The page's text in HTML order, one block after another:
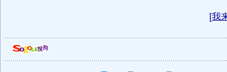
[我